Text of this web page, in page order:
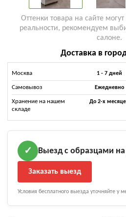
Оттенки товара на сайте могут
реальности, рекомендуем
салоне.
Доставка в
Москва 1 - 7 дней
Самовывоз Ежедневно
Хранение на нашем
складе
До 2-х
✓ Выезд с образцами
Заказать выезд
Условия бесплатного выезда уточняйте у